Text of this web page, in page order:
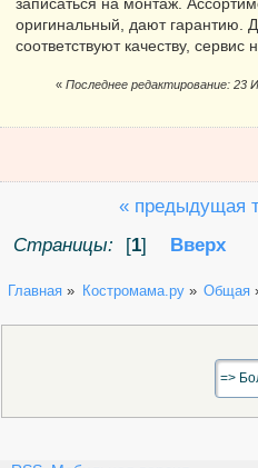
записаться на монтаж.
оригинальный, дают гарантию.
соответствуют качеству, сервис
« Последнее редактирование: 23
« предыдущая
Страницы:
[1] Вверх
Главная » Костромама.ру» Общая